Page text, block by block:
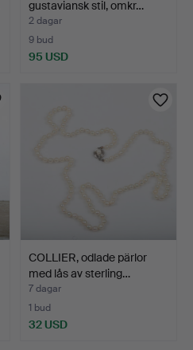
gustaviansk stil, omkr…
2 dagar
9 bud
95 USD
COLLIER, odlade pärlor
med lås av sterling…
7 dagar
1 bud
32 USD